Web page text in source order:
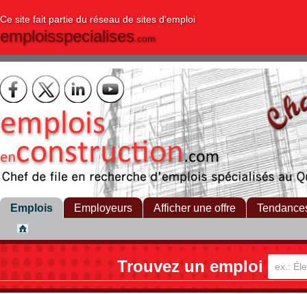
Ce site fait partie du réseau de sites d'emploi
emploisspecialises.com
Emplois Employeurs Afficher une offre
Trouvez un emploi